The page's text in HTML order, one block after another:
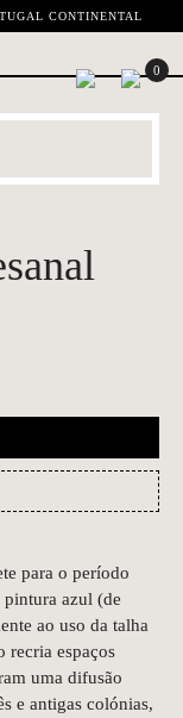
CONTINENTAL
0
para o período
azul (de
ao uso da talha
recria espaços
uma difusão
e antigas colónias,